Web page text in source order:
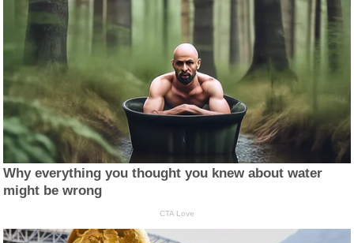
Why everything you thought you knew about water
might be wrong
CTA Love